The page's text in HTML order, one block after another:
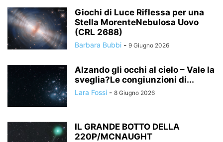
Giochi di Luce Riflessa per una
Stella MorenteNebulosa Uovo
(CRL 2688)
Barbara Bubbi - 9 Giugno 2026
Alzando gli occhi al cielo – Vale la
sveglia?Le congiunzioni di...
Lara Fossi - 8 Giugno 2026
IL GRANDE BOTTO DELLA
220P/MCNAUGHT